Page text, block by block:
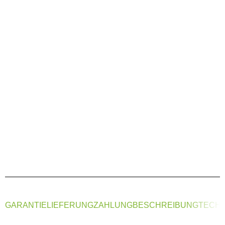
GARANTIE LIEFERUNGZAHLUNGBESCHREIBUNG